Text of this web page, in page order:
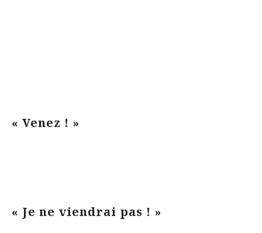
« Venez ! »
« Je ne viendrai pas ! »